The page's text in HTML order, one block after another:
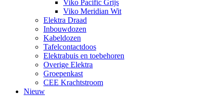
Viko Pacific Grijs
Viko Meridian Wit
Elektra Draad
Inbouwdozen
Kabeldozen
Tafelcontactdoos
Elektrabuis en toebehoren
Overige Elektra
Groepenkast
CEE Krachtstroom
Nieuw